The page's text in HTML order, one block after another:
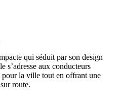
qui séduit par son design
s’adresse aux conducteurs
la ville tout en offrant une
route.